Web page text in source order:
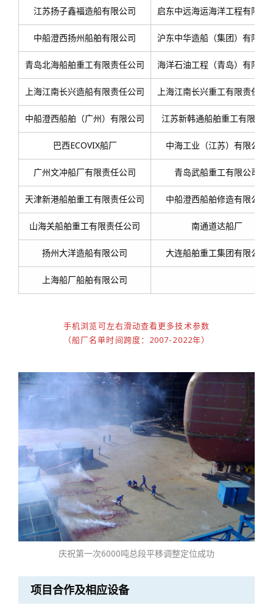
江苏扬子鑫福造船有限公司 启东中远海运海洋工程有限公
中船澄西扬州船舶有限公司 沪东中华造船（集团）有限公
青岛北海船舶重工有限责任公司 海洋石油工程（青岛）有限公
上海江南长兴造船有限责任公司 上海江南长兴重工有限责任公
中船澄西船舶（广州）有限公司 江苏新韩通船舶重工有限公司
巴西ECOVIX船厂 中海工业（江苏）有限公司
广州文冲船厂有限责任公司 青岛武船重工有限公司
天津新港船舶重工有限责任公司 中船澄西船舶修造有限公司
山海关船舶重工有限责任公司 南通道达船厂
扬州大洋造船有限公司 大连船舶重工集团有限公司
上海船厂船舶有限公司
手机浏览可左右滑动查看更多技术参数
（船厂名单时间跨度：2007-2022年）
庆祝第一次6000吨总段平移调整定位成功
项目合作及相应设备